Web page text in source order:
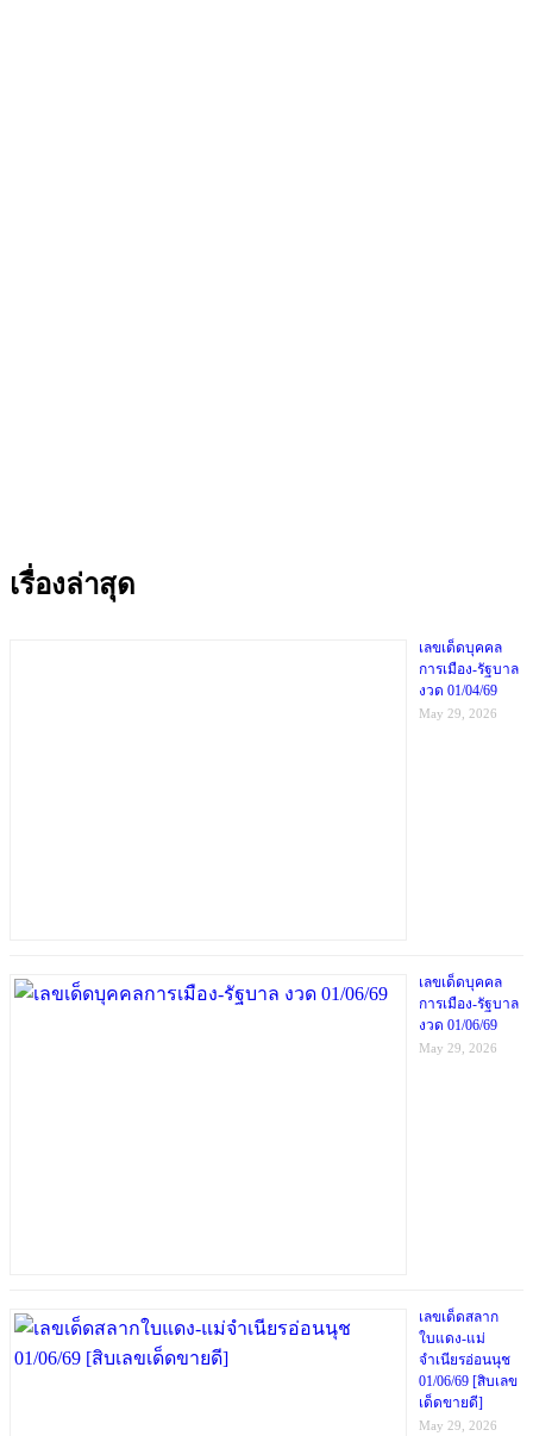
เรื่องล่าสุด
เลขเด็ดบุคคล
การเมือง-รัฐบาล
งวด 01/04/69
May 29, 2026
เลขเด็ดบุคคล
การเมือง-รัฐบาล
งวด 01/06/69
May 29, 2026
เลขเด็ดสลาก
ใบแดง-แม่
จำเนียรอ่อนนุช
01/06/69 [สิบเลข
เด็ดขายดี]
May 29, 2026